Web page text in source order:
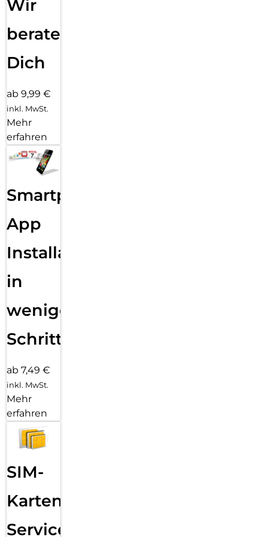
Wir
beraten
Dich
ab 9,99 €
inkl. MwSt.
Mehr
erfahren
Smartphone
App
Installation
in
wenigen
Schritten
ab 7,49 €
inkl. MwSt.
Mehr
erfahren
SIM-
Karten
Service: